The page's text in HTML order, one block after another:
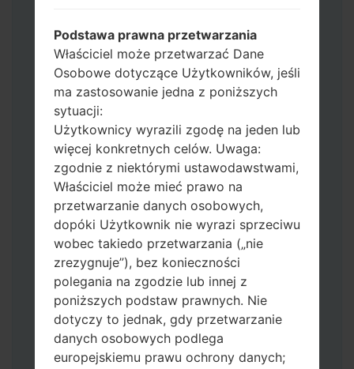
CSC_*** albo użyj HOME_CSC_ ***, aby
zachować wszystkie swoje dane i aplikacje.
Teraz wyłącz swój telefon i przejdź do
trybu pobierania. Jak wykonać wszystkie
metody:
Naciśnij i przytrzymaj klawisz zasilania,
przycisk zwiększania głośności i klawisz
Bixby.
Naciśnij i przytrzymaj klawisze
zwiększania i zmniejszania głośności,
następnie podłącz kabel USB.
Naciśnij i przytrzymaj klawisz zasilania,
przycisk zmniejszania głośności i klawisz
strony domowej.
Podłącz kabel USB, a następnie naciśnij i
przytrzymaj przycisk Bixby i klawisz
zmniejszania głośności.
Naciśnij i przytrzymaj klawisz zasilania i
Podstawa prawna przetwarzania
Właściciel może przetwarzać Dane
Osobowe dotyczące Użytkowników, jeśli
ma zastosowanie jedna z poniższych
sytuacji:
Użytkownicy wyrazili zgodę na jeden lub
więcej konkretnych celów. Uwaga:
zgodnie z niektórymi ustawodawstwami,
Właściciel może mieć prawo na
przetwarzanie danych osobowych,
dopóki Użytkownik nie wyrazi sprzeciwu
wobec takiedo przetwarzania („nie
zrezygnuje”), bez konieczności
polegania na zgodzie lub innej z
poniższych podstaw prawnych. Nie
dotyczy to jednak, gdy przetwarzanie
danych osobowych podlega
europejskiemu prawu ochrony danych;